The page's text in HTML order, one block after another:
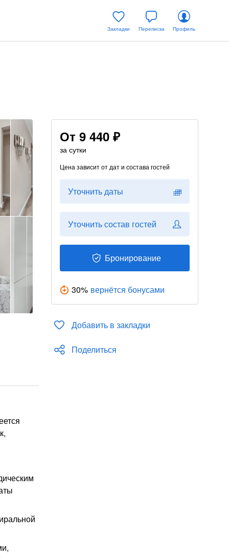
Закладки Переписка Профиль
От 9 440 ₽
за сутки
Цена зависит от дат и состава гостей
Уточнить даты
Уточнить состав гостей
Бронирование
30% вернётся бонусами
Добавить в закладки
Поделиться